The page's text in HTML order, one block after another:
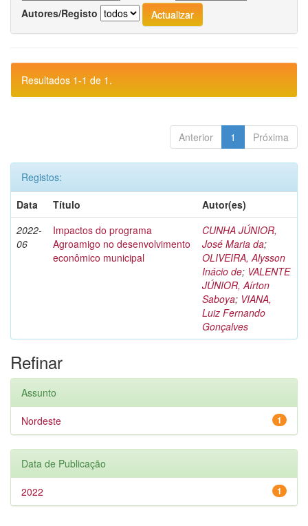
Autores/Registo
Resultados 1-1 de 1.
Anterior 1 Próxima
Registos:
Data
Título
Autor(es)
2022-
06
Impactos do programa
Agroamigo no desenvolvimento
econômico municipal
CUNHA JÚNIOR,
José Maria da;
OLIVEIRA, Alysson
Inácio de; VALENTE
JÚNIOR, Aírton
Saboya; VIANA,
Luiz Fernando
Gonçalves
Refinar
Assunto
1
Nordeste
Data de Publicação
1
2022